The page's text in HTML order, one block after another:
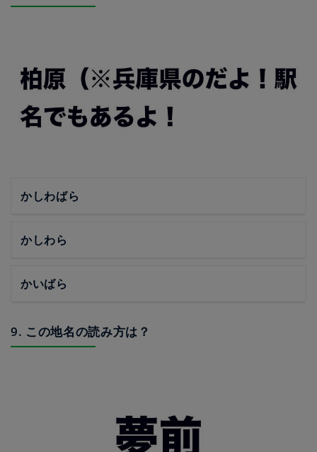
かしわばら
かしわら
かいばら
9. この地名の読み方は？